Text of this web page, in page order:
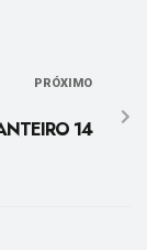
PRÓXIMO
14